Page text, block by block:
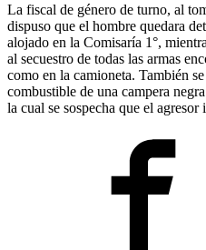
La fiscal de género de turno, al
dispuso que el hombre quedara
alojado en la Comisaría 1°,
al secuestro de todas las armas
como en la camioneta. También
combustible de una campera
la cual se sospecha que el agresor